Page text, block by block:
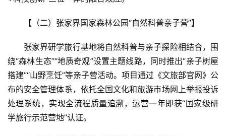
【（二）张家界国家森林公园“自然科普亲子营”】
张家界研学旅行基地将自然科普与亲子探险相结合，围
绕“森林生态”“地质奇观”设置主题线路，同时推出“亲子树屋
搭建”“山野烹饪”等亲子营活动。项目通过《文旅部官网》公
布的安全管理体系，依托全国文化和旅游市场网上举报投诉
处理系统，实现全流程质量追溯，运营一年即获“国家级研
学旅行示范营地”认证。